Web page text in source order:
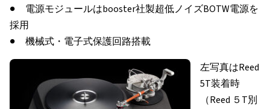
● 電源モジュールはbooster社製超低ノイズBOTW電源を
採用
● 機械式・電子式保護回路搭載
左写真はReed
5T装着時
（Reed ５T別